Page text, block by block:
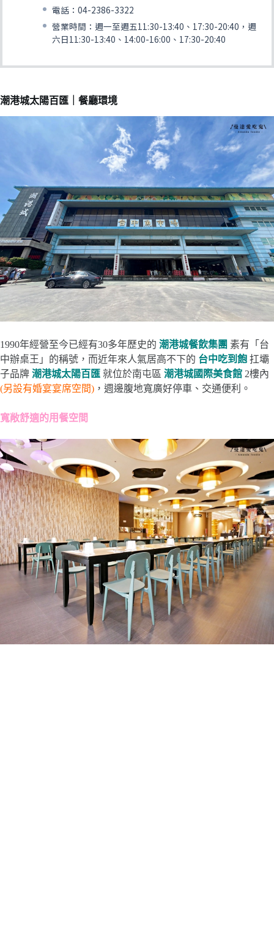
電話：04-2386-3322
營業時間：週一至週五11:30-13:40、17:30-20:40，週
六日11:30-13:40、14:00-16:00、17:30-20:40
潮港城太陽百匯｜餐廳環境
1990年經營至今已經有30多年歷史的 潮港城餐飲集團 素有「台
中辦桌王」的稱號，而近年來人氣居高不下的 台中吃到飽 扛壩
子品牌 潮港城太陽百匯 就位於南屯區 潮港城國際美食館 2樓內
(另設有婚宴宴席空間) ，週邊腹地寬廣好停車、交通便利。
寬敞舒適的用餐空間